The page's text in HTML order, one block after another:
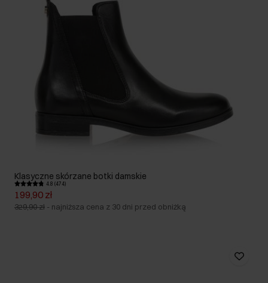
Klasyczne skórzane botki damskie
4.8 (474)
199,90 zł
329,90 zł - najniższa cena z 30 dni przed obniżką